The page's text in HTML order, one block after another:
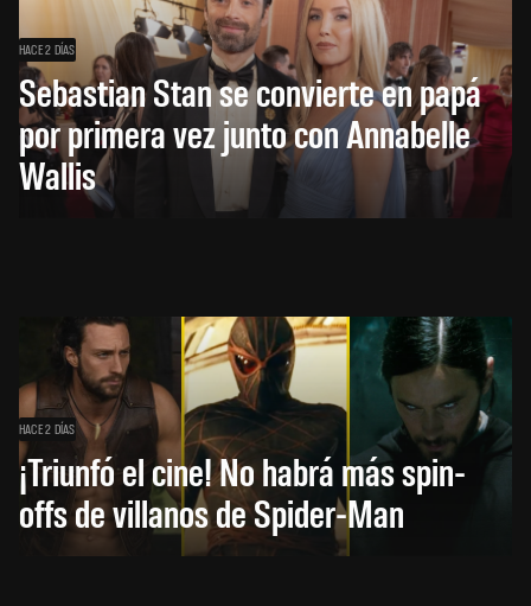
HACE 2 DÍAS
Sebastian Stan se convierte en papá
por primera vez junto con Annabelle
Wallis
HACE 2 DÍAS
¡Triunfó el cine! No habrá más spin-
offs de villanos de Spider-Man